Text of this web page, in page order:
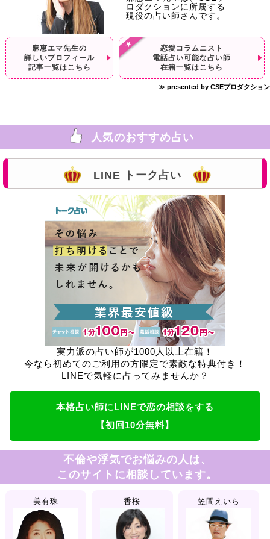
ロダクションに所属する
現役の占い師さんです。
麻恵エマ先生の
詳しいプロフィール
記事一覧はこちら
恋愛コラムニスト
電話占い可能な占い師
在籍一覧はこちら
≫ presented by CSEプロダクション
人気のおすすめ占い
LINE トーク占い
実力派の占い師が1000人以上在籍！
今なら初めてのご利用の方限定で素敵な特典付き！
LINEで気軽に占ってみませんか？
本格占い師にLINEで恋の相談をする
【初回10分無料】
不倫や浮気でお悩みの人は、
このサイトに相談しています。
美有珠 香桜 笠間えいら